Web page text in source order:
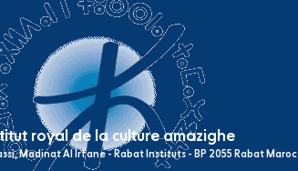
royal de la culture amazighe
Madinat Al Irfane - Rabat Instituts - BP 2055 Rabat Maroc